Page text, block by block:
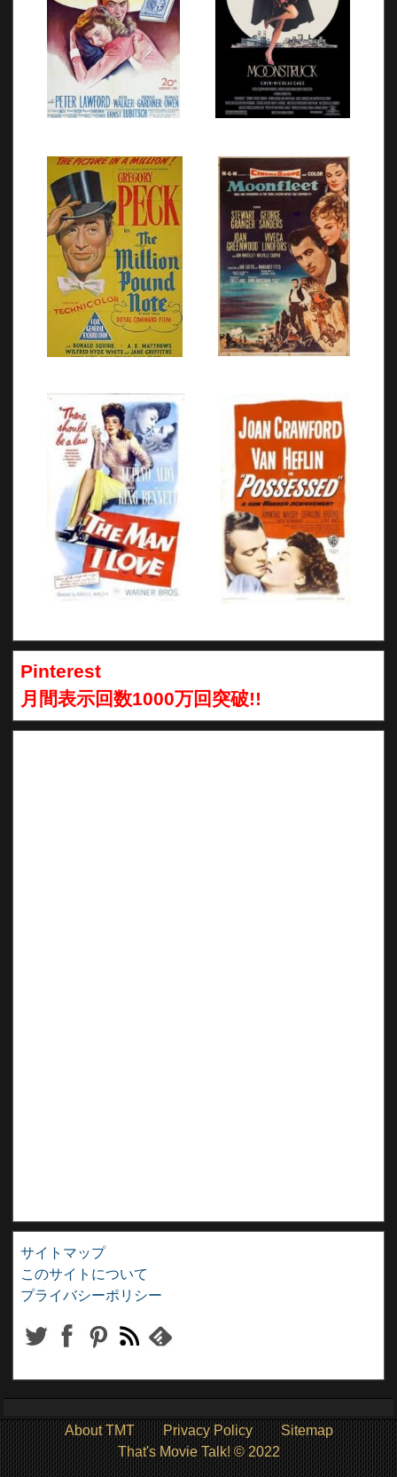
Pinterest
月間表示回数1000万回突破!!
サイトマップ
このサイトについて
プライバシーポリシー
About TMT Privacy Policy
Sitemap
That's Movie Talk! © 2022